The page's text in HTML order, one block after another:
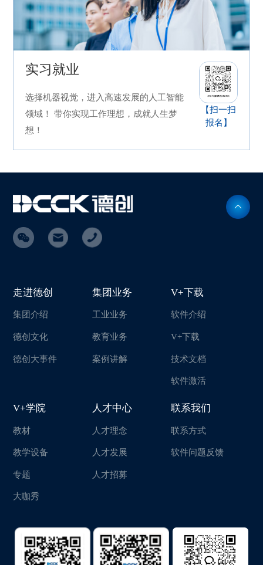
实习就业
选择机器视觉，进入高速发展的人工智能
领域！ 带你实现工作理想，成就人生梦
想！
【扫一扫
报名】
走进德创
集团介绍
德创文化
德创大事件
集团业务
工业业务
教育业务
案例讲解
V+下载
软件介绍
V+下载
技术文档
软件激活
V+学院
教材
教学设备
专题
大咖秀
人才中心
人才理念
人才发展
人才招募
联系我们
联系方式
软件问题反馈